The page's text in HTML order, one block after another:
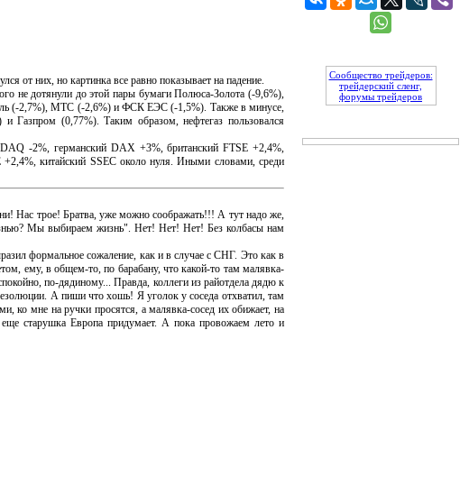
от них, но картинка все равно показывает на падение.
не дотянули до этой пары бумаги Полюса-Золота (-9,6%),
(-2,7%), МТС (-2,6%) и ФСК ЕЭС (-1,5%). Также в минусе,
(0,77%). Таким образом, нефтегаз пользовался
-2%, германский DAX +3%, британский FTSE +2,4%,
китайский SSEC около нуля. Иными словами, среди
Нас трое! Братва, уже можно соображать!!! А тут надо же,
Мы выбираем жизнь". Нет! Нет! Нет! Без колбасы нам
формальное сожаление, как и в случае с СНГ. Это как в
ему, в общем-то, по барабану, что какой-то там малявка-
по-дядиному... Правда, коллеги из райотдела дядю к
А пиши что хошь! Я уголок у соседа отхватил, там
ко мне на ручки просятся, а малявка-сосед их обижает, на
старушка Европа придумает. А пока провожаем лето и
Сообщество трейдеров:
трейдерский сленг,
форумы трейдеров